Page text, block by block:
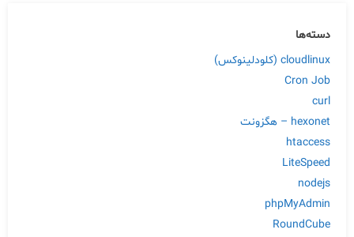
دسته‌ها
cloudlinux (کلودلینوکس)
Cron Job
curl
hexonet – هگزونت
htaccess
LiteSpeed
nodejs
phpMyAdmin
RoundCube